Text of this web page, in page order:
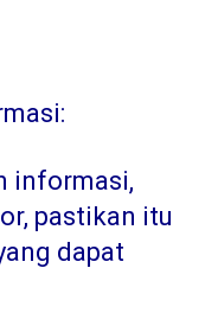
informasi,
pastikan itu
dapat